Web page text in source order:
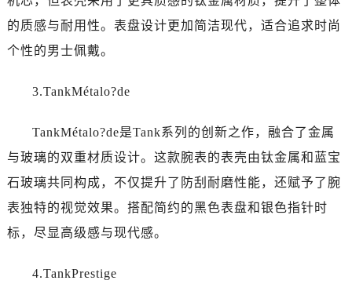
的质感与耐用性。表盘设计更加简洁现代，适合追求时尚
个性的男士佩戴。
3.TankMétalo?de
TankMétalo?de是Tank系列的创新之作，融合了金属
与玻璃的双重材质设计。这款腕表的表壳由钛金属和蓝宝
石玻璃共同构成，不仅提升了防刮耐磨性能，还赋予了腕
表独特的视觉效果。搭配简约的黑色表盘和银色指针时
标，尽显高级感与现代感。
4.TankPrestige